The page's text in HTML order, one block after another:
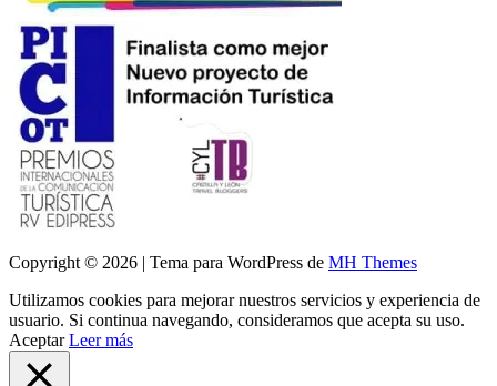
Copyright © 2026 | Tema para WordPress de MH Themes
Utilizamos cookies para mejorar nuestros servicios y experiencia de
usuario. Si continua navegando, consideramos que acepta su uso.
Aceptar Leer más